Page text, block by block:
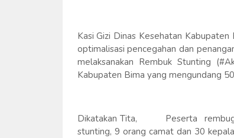
Kasi Gizi Dinas Kesehatan
optimalisasi pencegahan dan
melaksanakan Rembuk Stunting
Kabupaten Bima yang mengundang
Dikatakan Tita, Peserta rembug
stunting, 9 orang camat dan 30